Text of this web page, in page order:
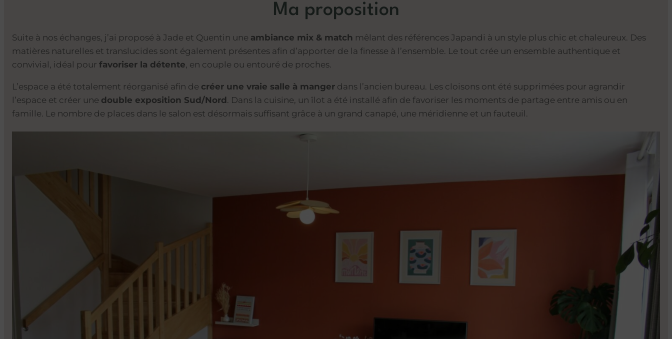
Ma proposition
Suite à nos échanges, j’ai proposé à Jade et Quentin une ambiance mix & match mêlant des références Japandi à un style plus chic et chaleureux. Des
matières naturelles et translucides sont également présentes afin d’apporter de la finesse à l’ensemble. Le tout crée un ensemble authentique et
convivial, idéal pour favoriser la détente, en couple ou entouré de proches.
L’espace a été totalement réorganisé afin de créer une vraie salle à manger dans l’ancien bureau. Les cloisons ont été supprimées pour agrandir
l’espace et créer une double exposition Sud/Nord. Dans la cuisine, un îlot a été installé afin de favoriser les moments de partage entre amis ou en
famille. Le nombre de places dans le salon est désormais suffisant grâce à un grand canapé, une méridienne et un fauteuil.